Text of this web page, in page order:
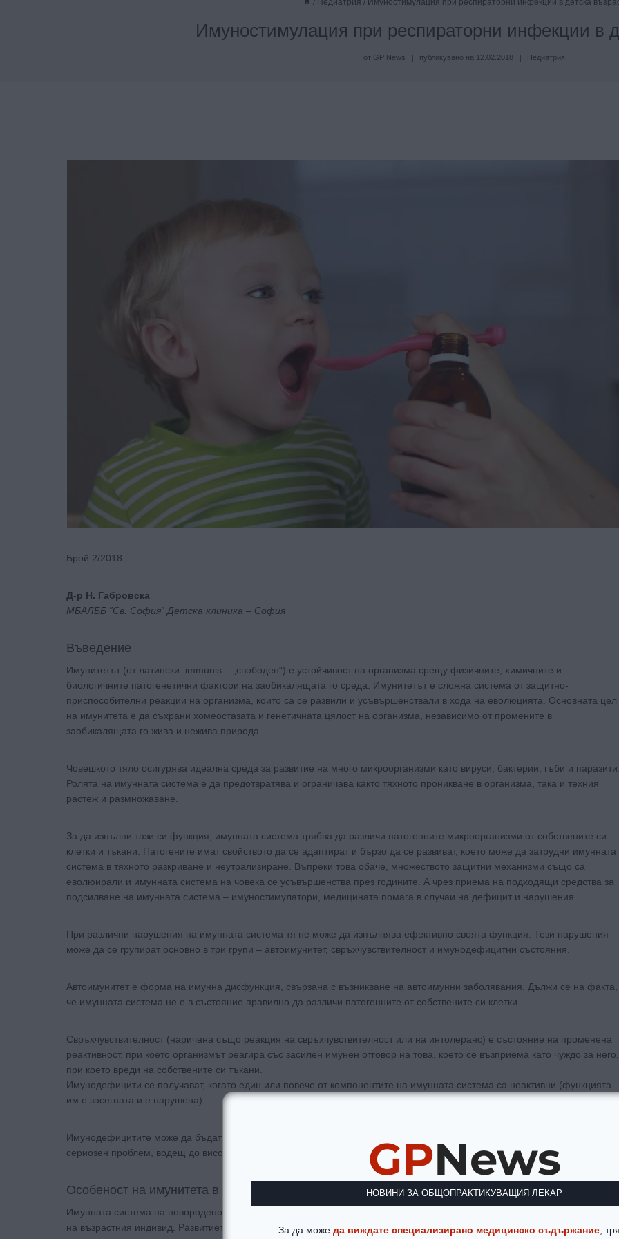
/ Педиатрия / Имуностимулация при респираторни инфекции в детска
Имуностимулация при респираторни инфекции в
от GP News публикувано на 12.02.2018 Педиатрия
Брой 2/2018
Д-р Н. Габровска
МБАЛББ ”Св. София” Детска клиника – София
Въведение
Имунитетът (от латински: immunis – „свободен“) е устойчивост на организма срещу физичните, химичните и
биологичните патогенетични фактори на заобикалящата го среда. Имунитетът е сложна система от защитно-
приспособителни реакции на организма, които са се развили и усъвършенствали в хода на еволюцията. Основната цел
на имунитета е да съхрани хомеостазата и генетичната цялост на организма, независимо от промените в
заобикалящата го жива и нежива природа.
Човешкото тяло осигурява идеална среда за развитие на много микроорганизми като вируси, бактерии, гъби и
Ролята на имунната система е да предотвратява и ограничава както тяхното проникване в организма, така и техния
растеж и размножаване.
За да изпълни тази си функция, имунната система трябва да различи патогенните микроорганизми от собствените си
клетки и тъкани. Патогените имат свойството да се адаптират и бързо да се развиват, което може да затрудни имунната
система в тяхното разкриване и неутрализиране. Въпреки това обаче, множеството защитни механизми също са
еволюирали и имунната система на човека се усъвършенства през годините. А чрез приема на подходящи средства за
подсилване на имунната система – имуностимулатори, медицината помага в случаи на дефицит и нарушения.
При различни нарушения на имунната система тя не може да изпълнява ефективно своята функция. Тези нарушения
може да се групират основно в три групи – автоимунитет, свръхчувствителност и имунодефицитни състояния.
Автоимунитет е форма на имунна дисфункция, свързана с възникване на автоимунни заболявания. Дължи се на факта,
че имунната система не е в състояние правилно да различи патогенните от собствените си клетки.
Свръхчувствителност (наричана също реакция на свръхчувствителност или на интолеранс) е състояние на променена
реактивност, при което организмът реагира със засилен имунен отговор на това, което се възприема като чуждо за него,
при което вреди на собствените си тъкани.
Имунодефицити се получават, когато един или повече от компонентите на имунната система са неактивни (функцията
им е засегната и е нарушена).
Имунодефицитите може да бъдат вродени или придобити. Независимо от причината, наличието на имунен дефицит е
сериозен проблем, водещ до висока податливост към различни инфекции и хронични заболявания.
Особеност на имунитета в детска възраст
Имунната система на новороденото и детето се различава както качествено, така и количествено от имунната система
на възрастния индивид. Развитието на имунните клетки започва още вътреутробно, като Т-лимфоцитите се оформят в
GPNews
НОВИНИ ЗА ОБЩОПРАКТИКУВАЩИЯ ЛЕКАР
За да може да виждате специализирано медицинско съдържание ,